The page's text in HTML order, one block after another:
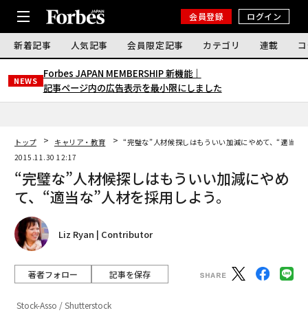
会員登録 ログイン
新着記事 人気記事 会員限定記事 カテゴリ 連載
NEWS
Forbes JAPAN MEMBERSHIP 新機能｜
記事ページ内の広告表示を最小限にしました
トップ キャリア・教育
“完璧な”人材候探しはもういい加減にやめて、“適当な
2015.11.30 12:17
“完璧な”人材候探しはもういい加減にやめ
て、“適当な”人材を採用しよう。
Liz Ryan | Contributor
著者フォロー 記事を保存
Stock-Asso / Shutterstock